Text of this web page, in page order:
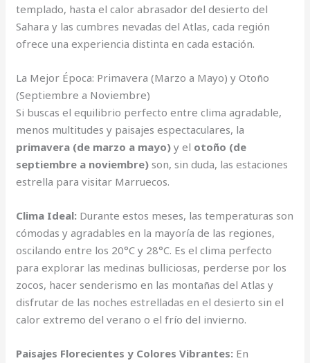
templado, hasta el calor abrasador del desierto del
Sahara y las cumbres nevadas del Atlas, cada región
ofrece una experiencia distinta en cada estación.
La Mejor Época: Primavera (Marzo a Mayo) y Otoño
(Septiembre a Noviembre)
Si buscas el equilibrio perfecto entre clima agradable,
menos multitudes y paisajes espectaculares, la
primavera (de marzo a mayo) y el otoño (de
septiembre a noviembre) son, sin duda, las estaciones
estrella para visitar Marruecos.
Clima Ideal: Durante estos meses, las temperaturas son
cómodas y agradables en la mayoría de las regiones,
oscilando entre los 20°C y 28°C. Es el clima perfecto
para explorar las medinas bulliciosas, perderse por los
zocos, hacer senderismo en las montañas del Atlas y
disfrutar de las noches estrelladas en el desierto sin el
calor extremo del verano o el frío del invierno.
Paisajes Florecientes y Colores Vibrantes: En